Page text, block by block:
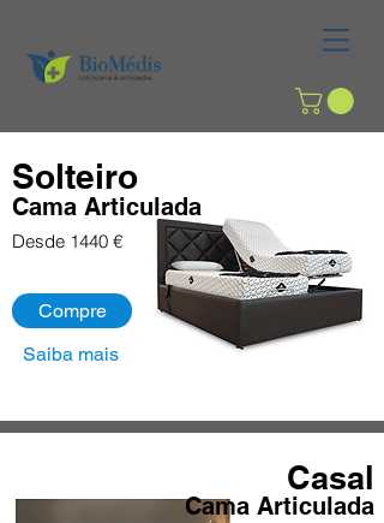
Solteiro
Cama Articulada
Desde 1440 €
Compre
Saiba mais
Casal
Cama Articulada